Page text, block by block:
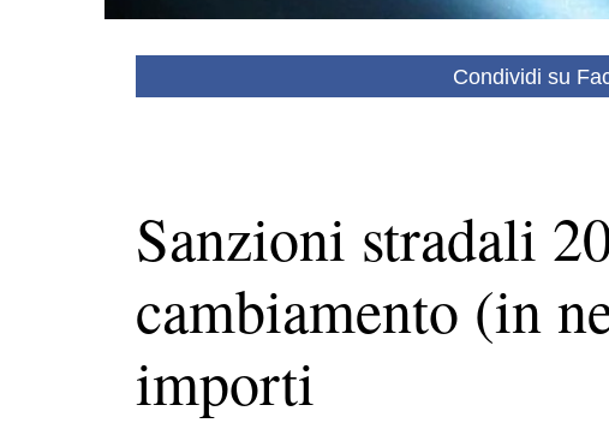
Condividi su
Sanzioni stradali
cambiamento (in
importi